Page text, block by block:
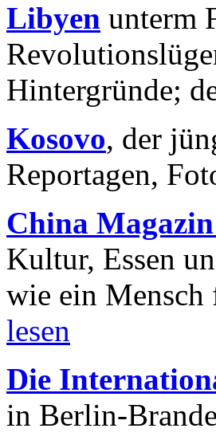
Libyen unterm
Hintergründe;
Kosovo, der
Reportagen,
China
Kultur, Essen
wie ein
lesen
Die
in Berlin-